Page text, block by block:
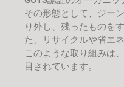
その形態として、ジー
り外し、残ったものを
た、リサイクルや省エ
このような取り組みは
目されています。